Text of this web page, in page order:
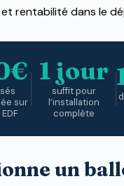
rentabilité dans le
sur
1 jour
suffit pour
l’installation
complète
un